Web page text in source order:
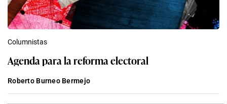
Columnistas
Agenda para la reforma electoral
Roberto Burneo Bermejo